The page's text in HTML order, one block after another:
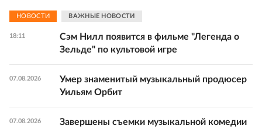
НОВОСТИ ВАЖНЫЕ НОВОСТИ
18:11
Сэм Нилл появится в фильме "Легенда о
Зельде" по культовой игре
07.08.2026
Умер знаменитый музыкальный продюсер
Уильям Орбит
07.08.2026
Завершены съемки музыкальной комедии